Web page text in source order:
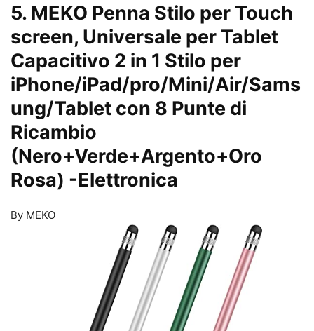
5. MEKO Penna Stilo per Touch
screen, Universale per Tablet
Capacitivo 2 in 1 Stilo per
iPhone/iPad/pro/Mini/Air/Sams
ung/Tablet con 8 Punte di
Ricambio
(Nero+Verde+Argento+Oro
Rosa) -Elettronica
By MEKO